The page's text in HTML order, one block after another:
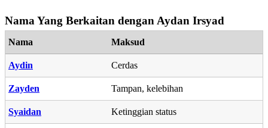
Nama Yang Berkaitan dengan Aydan Irsyad
Nama Maksud
Aydin Cerdas
Zayden Tampan, kelebihan
Syaidan Ketinggian status